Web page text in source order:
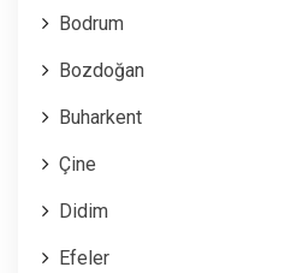
Bodrum
Bozdoğan
Buharkent
Çine
Didim
Efeler